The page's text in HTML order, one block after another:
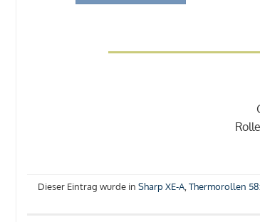
Dieser Eintrag wurde in Sharp XE-A, Thermorollen